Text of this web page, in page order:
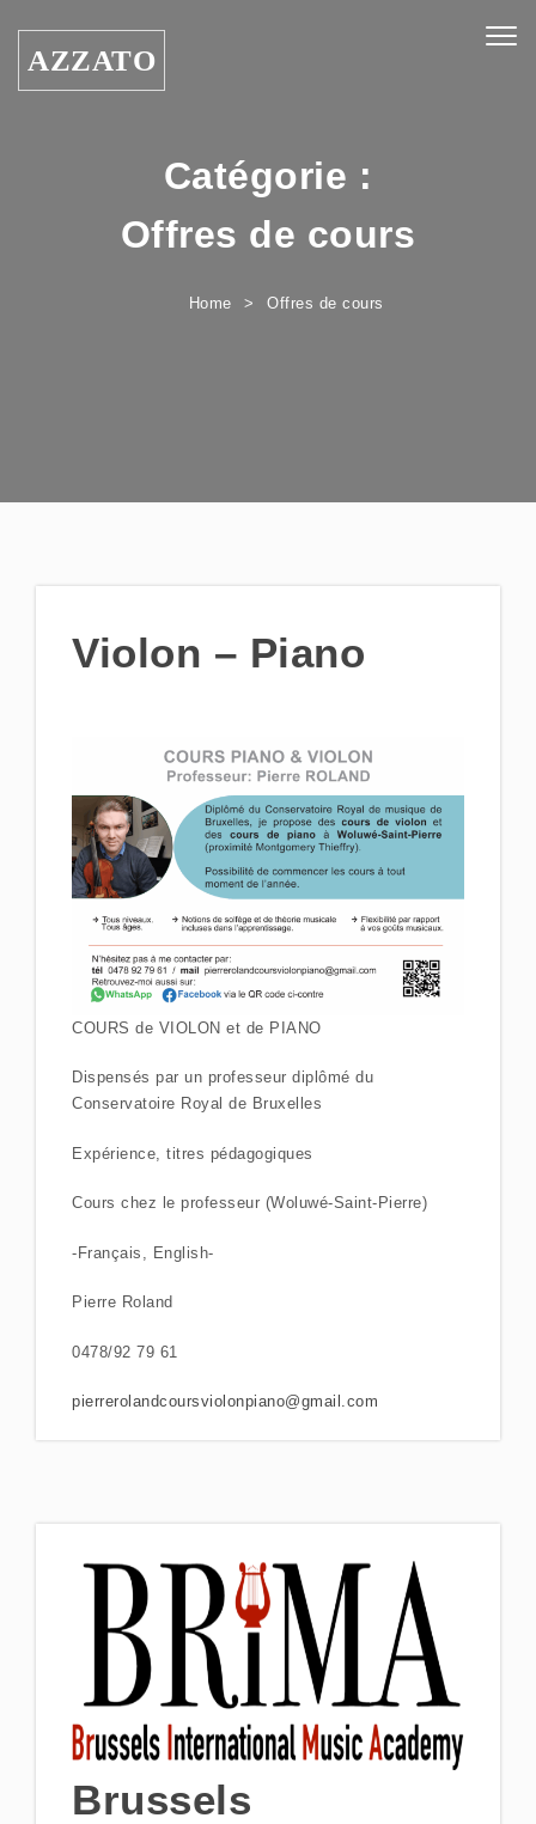
AZZATO
Catégorie :
Offres de cours
Home Offres de cours
Violon – Piano
COURS de VIOLON et de PIANO
Dispensés par un professeur diplômé du
Conservatoire Royal de Bruxelles
Expérience, titres pédagogiques
Cours chez le professeur (Woluwé-Saint-Pierre)
-Français, English-
Pierre Roland
0478/92 79 61
pierrerolandcoursviolonpiano@gmail.com
Brussels